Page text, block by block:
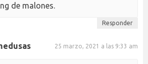
de malones.
Responder
25 marzo, 2021 a las 9:33 am